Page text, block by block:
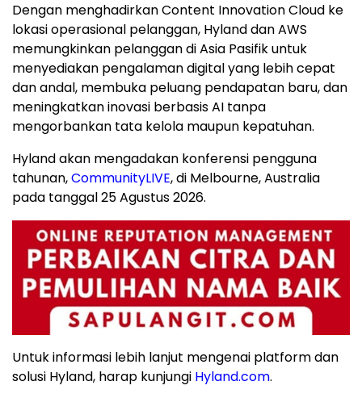
Dengan menghadirkan Content Innovation Cloud ke
lokasi operasional pelanggan, Hyland dan AWS
memungkinkan pelanggan di Asia Pasifik untuk
menyediakan pengalaman digital yang lebih cepat
dan andal, membuka peluang pendapatan baru, dan
meningkatkan inovasi berbasis AI tanpa
mengorbankan tata kelola maupun kepatuhan.
Hyland akan mengadakan konferensi pengguna
tahunan,CommunityLIVE, di Melbourne, Australia
pada tanggal 25 Agustus 2026.
Untuk informasi lebih lanjut mengenai platform dan
solusi Hyland, harap kunjungi Hyland.com.